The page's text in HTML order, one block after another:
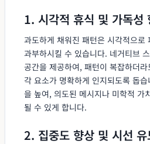
1. 시각적 휴식 및 가독성
과도하게 채워진 패턴은 시각적으로
과부하시킬 수 있습니다. 네거티브
공간을 제공하여, 패턴이 복잡하더
각 요소가 명확하게 인지되도록 돕
을 높여, 의도된 메시지나 미학적 가
될 수 있게 합니다.
2. 집중도 향상 및 시선 유